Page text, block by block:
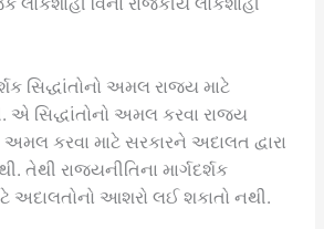
સિદ્ધાંતોનો અમલ રાજ્ય માટે
એ સિદ્ધાંતોનો અમલ કરવા રાજ્ય
કરવા માટે સરકારને અદાલત દ્વારા
તેથી રાજ્યનીતિના માર્ગદર્શક
અદાલતોનો આશરો લઈ શકાતો નથી.